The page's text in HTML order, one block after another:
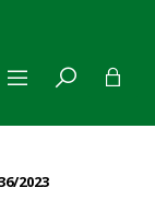
2023